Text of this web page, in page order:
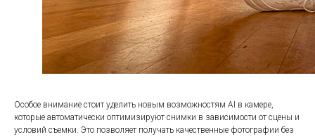
Особое внимание стоит уделить новым возможностям AI в камере,
которые автоматически оптимизируют снимки в зависимости от сцены и
условий съемки. Это позволяет получать качественные фотографии без